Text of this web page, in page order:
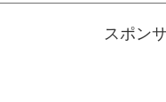
スポン